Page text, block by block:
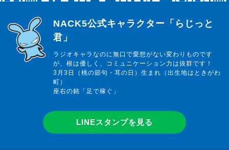
らじっと君
NACK5公式キャラクター「らじっと
君」
ラジオキャラなのに無口で愛想がない変わりものです
が、根は優しく、コミュニケーション力は抜群です！
3月3日（桃の節句・耳の日）生まれ（出生地はときがわ
町）
座右の銘「足で稼ぐ」
LINEスタンプを見る